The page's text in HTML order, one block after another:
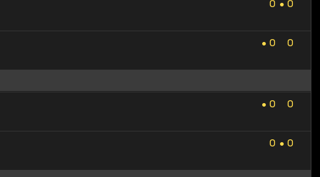
0 ● 0
● 0
0
●
0
0
0
0
0 ● 0